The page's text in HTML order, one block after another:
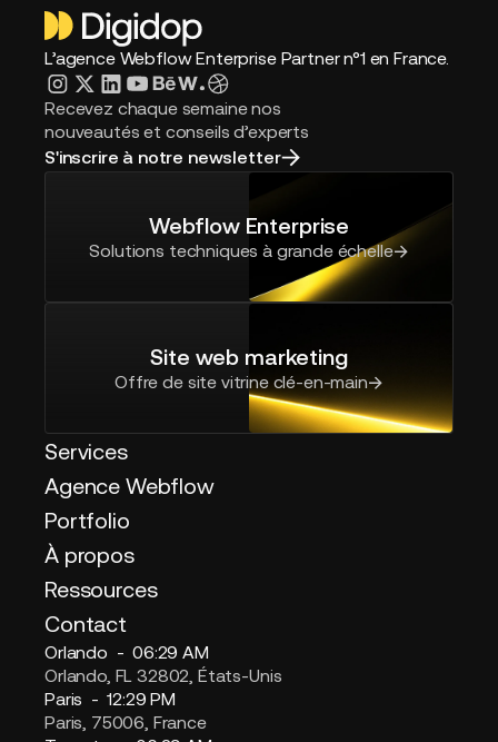
L’agence Webflow Enterprise Partner n°1 en France.
Recevez chaque semaine nos
nouveautés et conseils d’experts
S'inscrire à notre newsletter
Webflow Enterprise
Solutions techniques à grande échelle
Site web marketing
Offre de site vitrine clé-en-main
Services
Agence Webflow
Portfolio
À propos
Ressources
Contact
Orlando -06:29 AM
Orlando, FL 32802, États-Unis
Paris -12:29 PM
Paris, 75006, France